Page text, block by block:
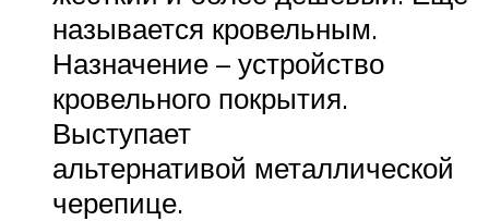
называется кровельным.
Назначение – устройство
кровельного покрытия.
Выступает
альтернативой металлической
черепице.